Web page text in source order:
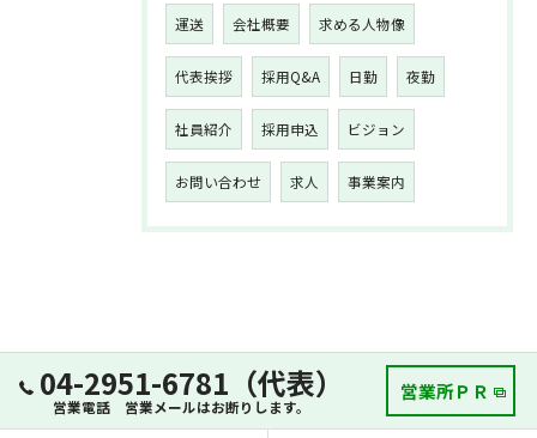
運送 会社概要 求める人物像
代表挨拶 採用Q&A 日勤 夜勤
社員紹介 採用申込 ビジョン
お問い合わせ 求人 事業案内
04-2951-6781（代表）
営業電話 営業メールはお断りします。
営業所ＰＲ